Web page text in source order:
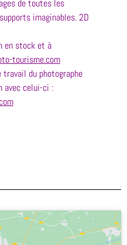
de toutes les
imaginables. 2D
en stock et à
tourisme.com
du photographe
avec celui-ci :